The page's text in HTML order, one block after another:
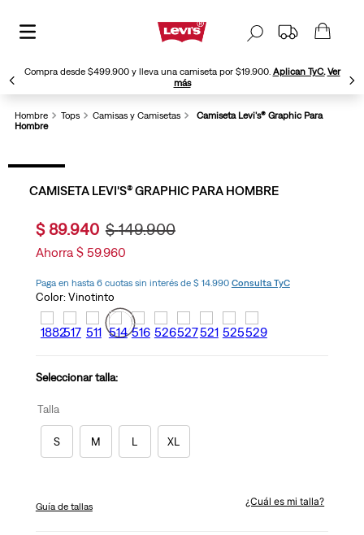
Compra desde $499.900 y lleva una camiseta por $19.900. Aplican TyC. Ver
más
Hombre Tops Camisas y Camisetas
Camiseta Levi's® Graphic Para
Hombre
CAMISETA LEVI'S® GRAPHIC PARA HOMBRE
$ 89.940 $ 149.900
Ahorra $ 59.960
Paga en hasta 6 cuotas sin interés de $ 14.990 Consulta TyC
Color: Vinotinto
Seleccionar talla:
Talla
S M L XL
Guía de tallas ¿Cuál es mi talla?